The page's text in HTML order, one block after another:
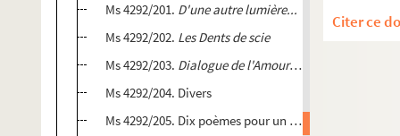
Ms 4292/201. D'une autre lumière...
Ms 4292/202. Les Dents de scie
Ms 4292/203. Dialogue de l'Amour inconcevable
Ms 4292/204. Divers
Ms 4292/205. Dix poèmes pour un mouchoir
Citer ce